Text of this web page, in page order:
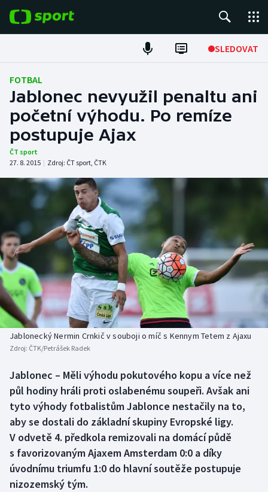
SLEDOVAT
Fotbal
Hokej
Tenis
Atletika
Cyklistika
DALŠÍ SPORTY
Americký fotbal
Baseball a softbal
Basketbal
Biatlon
Box
Curling
Dostihy
NEPŘEHLÉDNĚTE
Soutěže
Historické návraty
Aplikace ČT sport
FOTBAL
Jablonec nevyužil penaltu ani
početní výhodu. Po remíze
postupuje Ajax
ČT sport
27. 8. 2015 | Zdroj: ČT sport, ČTK
Jablonecký Nermin Crnkič v souboji o míč s Kennym Tetem z Ajaxu
Zdroj: ČTK/Petrášek Radek
Jablonec – Měli výhodu pokutového kopu a více než
půl hodiny hráli proti oslabenému soupeři. Avšak ani
tyto výhody fotbalistům Jablonce nestačily na to,
aby se dostali do základní skupiny Evropské ligy.
V odvetě 4. předkola remizovali na domácí půdě
s favorizovaným Ajaxem Amsterdam 0:0 a díky
úvodnímu triumfu 1:0 do hlavní soutěže postupuje
nizozemský tým.